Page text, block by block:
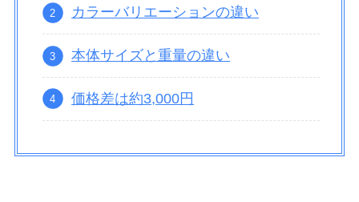
カラーバリエーションの違い
本体サイズと重量の違い
価格差は約3,000円